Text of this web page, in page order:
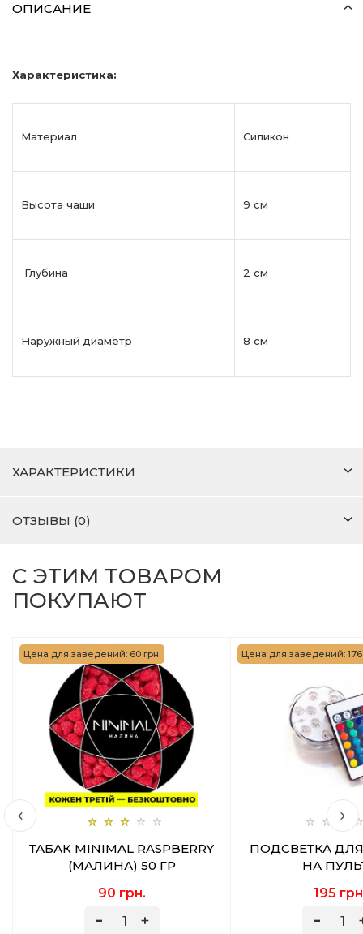
ОПИСАНИЕ
Характеристика:
Материал Силикон
Высота чаши 9 см
Глубина 2 см
Наружный диаметр 8 см
ХАРАКТЕРИСТИКИ
ОТЗЫВЫ (0)
С ЭТИМ ТОВАРОМ
ПОКУПАЮТ
Цена для заведений: 60 грн.
ТАБАК MINIMAL RASPBERRY
(МАЛИНА) 50 ГР
90 грн.
Цена для заведений: 176
ПОДСВЕТКА
НА
195